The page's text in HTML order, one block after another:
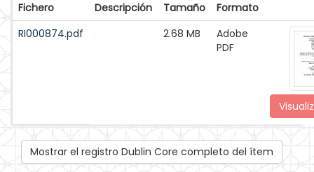
Fichero Descripción Tamaño
Formato
RI000874.pdf
2.68 MB
Adobe
PDF
Mostrar el registro Dublin Core completo del ítem